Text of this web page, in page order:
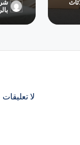
تمّ
النشر
بواسطة
لا